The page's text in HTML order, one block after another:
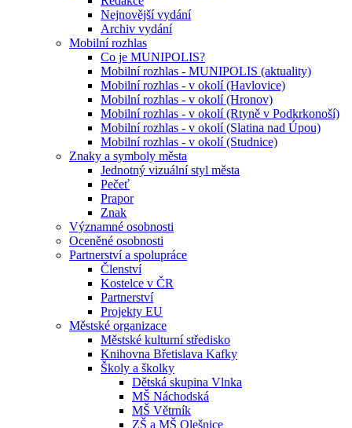
Nejnovější vydání
Archiv vydání
Mobilní rozhlas
Co je MUNIPOLIS?
Mobilní rozhlas - MUNIPOLIS (aktuality)
Mobilní rozhlas - v okolí (Havlovice)
Mobilní rozhlas - v okolí (Hronov)
Mobilní rozhlas - v okolí (Rtyně v Podkrkonoší)
Mobilní rozhlas - v okolí (Slatina nad Úpou)
Mobilní rozhlas - v okolí (Studnice)
Znaky a symboly města
Jednotný vizuální styl města
Pečeť
Prapor
Znak
Významné osobnosti
Oceněné osobnosti
Partnerství a spolupráce
Členství
Kostelce v ČR
Partnerství
Projekty EU
Městské organizace
Městské kulturní středisko
Knihovna Břetislava Kafky
Školy a školky
Dětská skupina Vlnka
MŠ Náchodská
MŠ Větrník
ZŠ a MŠ Olešnice